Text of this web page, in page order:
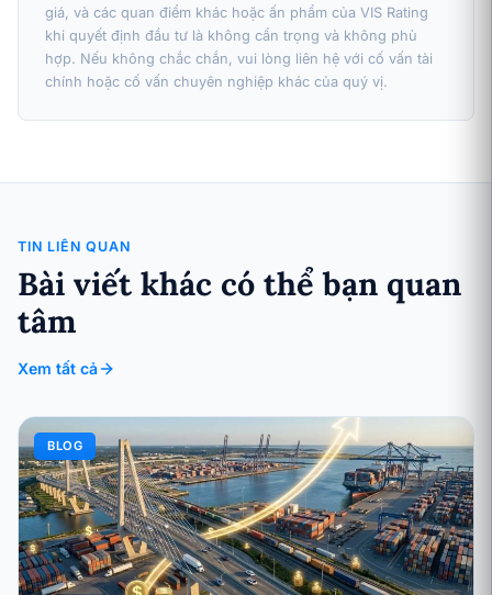
giá, và các quan điểm khác hoặc ấn phẩm của VIS Rating
khi quyết định đầu tư là không cẩn trọng và không phù
hợp. Nếu không chắc chắn, vui lòng liên hệ với cố vấn tài
chính hoặc cố vấn chuyên nghiệp khác của quý vị.
TIN LIÊN QUAN
Bài viết khác có thể bạn quan
tâm
Xem tất cả
BLOG